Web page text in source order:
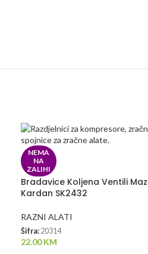
NEMA
NA
ZALIHI
Bradavice Koljena Ventili
Kardan SK2432
RAZNI ALATI
Šifra: 20314
22.00KM